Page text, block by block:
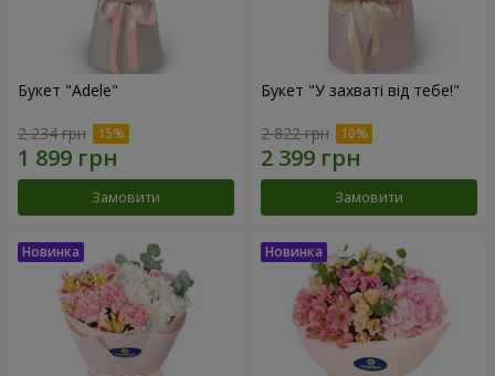
Букет "Adele"
2 234 грн
Замовити
Букет "У захваті від тебе!"
2 822 грн
Замовити